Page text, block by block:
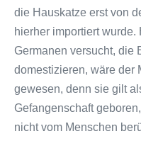
die Hauskatze erst von
hierher importiert wurde.
Germanen versucht, die
domestizieren, wäre der
gewesen, denn sie gilt
Gefangenschaft
nicht vom Menschen